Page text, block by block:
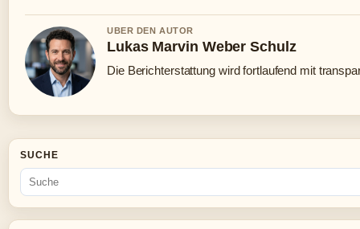
UBER DEN AUTOR
Lukas Marvin Weber Schulz
Die Berichterstattung wird fortlaufend mit
SUCHE